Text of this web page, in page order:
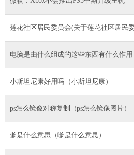
莲花社区居民委员会(关于莲花社区居民
电脑是由什么组成的这些东西有什么作用
小斯坦尼康好用吗（小斯坦尼康）
ps怎么镜像对称复制（ps怎么镜像图片）
爹是什么意思（嗲是什么意思）